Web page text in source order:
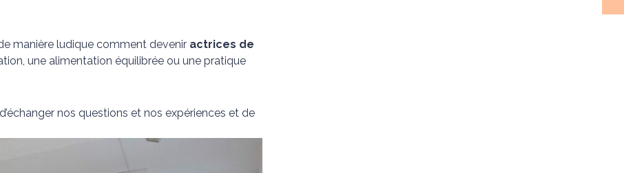
manière ludique comment devenir actrices de
une alimentation équilibrée ou une pratique
nos questions et nos expériences et de